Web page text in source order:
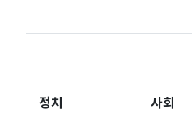
정치 사회